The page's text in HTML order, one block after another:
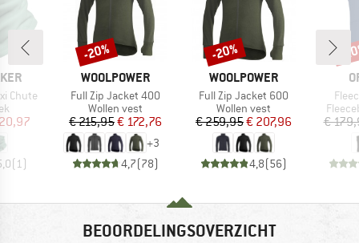
Chute
prijs
(1 )
MERK
WOOLPOWER
Artikel
Full Zip Jacket 400
Productgroep
Wollen vest
Prijs
€ 215,95Verlaagde prijs
€ 172,76
+3
4,7(78)
Korting
-20%
MERK
WOOLPOWER
Artikel
Full Zip Jacket 600
Productgroep
Wollen vest
Prijs
€ 259,95Verlaagde prijs
€ 207,96
4,8(56)
Korting
-20%
€
-
BEOORDELINGSOVERZICHT